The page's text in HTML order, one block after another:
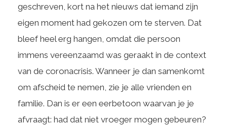
geschreven, kort na het nieuws dat iemand zijn
eigen moment had gekozen om te sterven. Dat
bleef heel erg hangen, omdat die persoon
immens vereenzaamd was geraakt in de context
van de coronacrisis. Wanneer je dan samenkomt
om afscheid te nemen, zie je alle vrienden en
familie. Dan is er een eerbetoon waarvan je je
afvraagt: had dat niet vroeger mogen gebeuren?